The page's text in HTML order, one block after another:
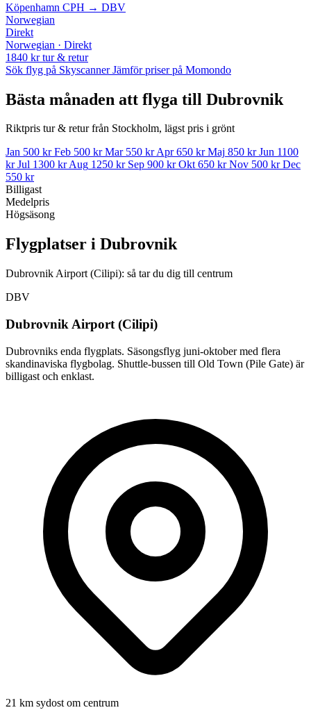
Köpenhamn CPH → DBV
Norwegian
Direkt
Norwegian · Direkt
1840 kr tur & retur
Sök flyg på SkyscannerJämför priser på Momondo
Bästa månaden att flyga till Dubrovnik
Riktpris tur & retur från Stockholm, lägst pris i grönt
Jan 500 kr Feb 500 kr Mar 550 krApr 650 kr Maj 850 kr Jun 1100
kr Jul 1300 krAug 1250 kr Sep 900 kr Okt 650 kr Nov 500 kr Dec
550 kr
Billigast
Medelpris
Högsäsong
Flygplatser i Dubrovnik
Dubrovnik Airport (Cilipi): så tar du dig till centrum
DBV
Dubrovnik Airport (Cilipi)
Dubrovniks enda flygplats. Säsongsflyg juni-oktober med flera
skandinaviska flygbolag. Shuttle-bussen till Old Town (Pile Gate) är
billigast och enklast.
21 km sydost om centrum